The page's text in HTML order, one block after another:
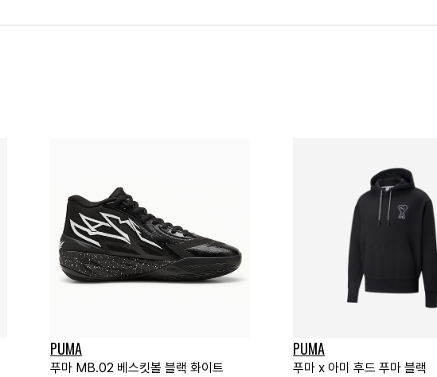
PUMA
푸마 MB.02 베스킷볼 블랙 화이트
PUMA
푸마 x 아미 후드 푸마 블랙